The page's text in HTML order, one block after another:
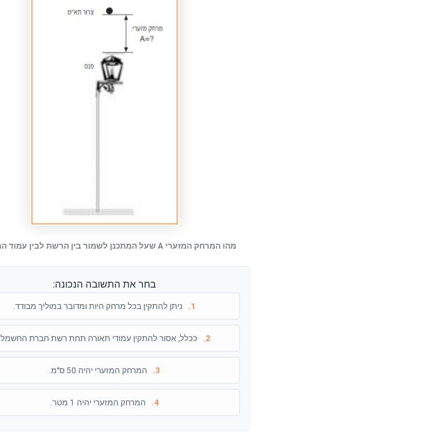
מהו המרחק המזערי A שעל המתכנן לשמור בין הרשת לבין עמוד התאורה?
בחר את התשובה הנכונה:
1. ניתן להתקין בכל מרחק היות ומדובר במוליך מבודד.
2. ככלל, אסור להתקין עמודי תאורה תחת רשת חברת החשמל.
3. המרחק המזערי יהיה 50 ס"מ.
4. המרחק המזערי יהיה 1 מטר.